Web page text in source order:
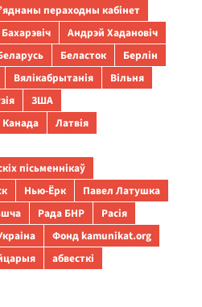
пераходны кабінет
Андрэй Хадановіч
Беласток
Берлін
Вялікабрытанія
Вільня
ЗША
Канада
Латвія
пісьменнікаў
Нью-Ёрк
Павел Латушка
Рада БНР
Расія
Фонд kamunikat.org
абвесткі